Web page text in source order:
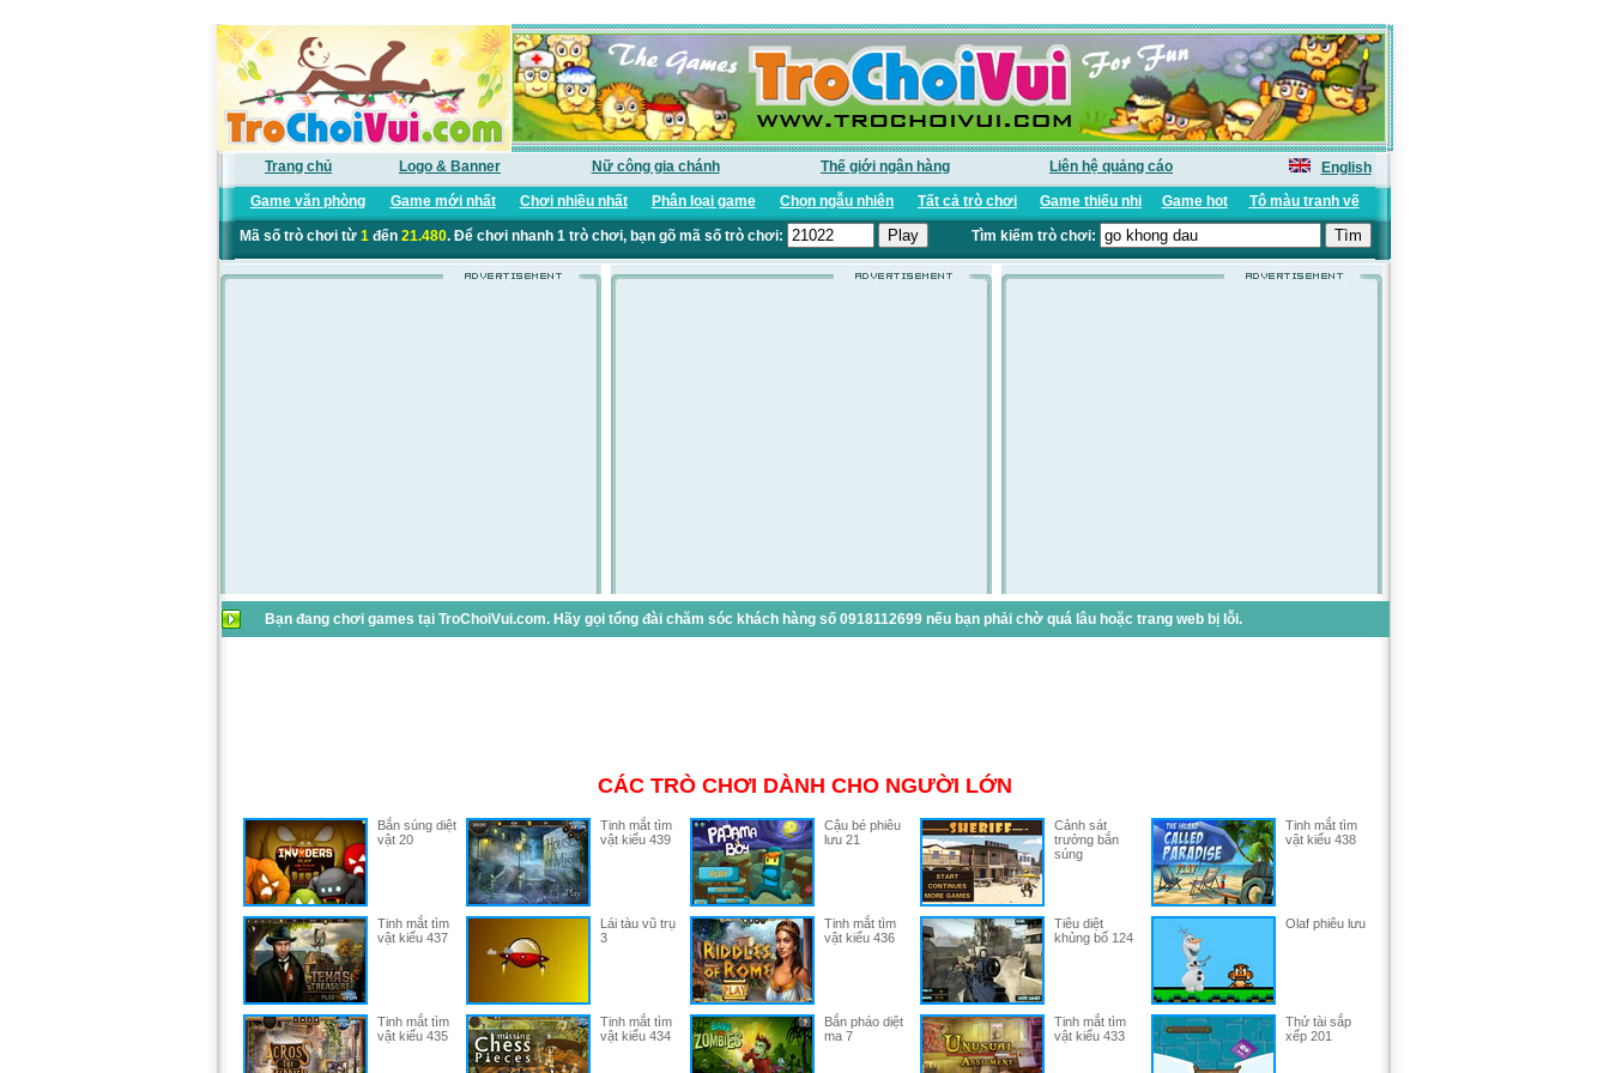
Trang chủ Logo & Banner Nữ công gia chánh Thế giới ngân hàng Liên hệ quảng cáo
English
Game văn phòng
Game mới nhất Chơi nhiều nhất Phân loại game Chọn ngẫu nhiên Tất cả trò chơi Game thiếu nhi Game hot Tô màu tranh vẽ
Mã số trò chơi từ 1đến 21.480. Để chơi nhanh 1 trò chơi, bạn gõ mã số trò chơi: Tìm kiếm trò chơi:
Bạn đang chơi games tại TroChoiVui.com. Hãy gọi tổng đài chăm sóc khách hàng số 0918112699 nếu bạn phải chờ quá lâu hoặc trang web bị lỗi.
CÁC TRÒ CHƠI DÀNH CHO NGƯỜI LỚN
Bắn súng diệt
vật 20
Tinh mắt tìm
vật kiểu 439
Cậu bé phiêu
lưu 21
Cảnh sát
trưởng bắn
súng
Tinh mắt tìm
vật kiểu 438
Tinh mắt tìm
vật kiểu 437
Lái tàu vũ trụ
3
Tinh mắt tìm
vật kiểu 436
Tiêu diệt
khủng bố 124
Olaf phiêu lưu
Tinh mắt tìm
vật kiểu 435
Tinh mắt tìm
vật kiểu 434
Bắn pháo diệt
ma 7
Tinh mắt tìm
vật kiểu 433
Thử tài sắp
xếp 201